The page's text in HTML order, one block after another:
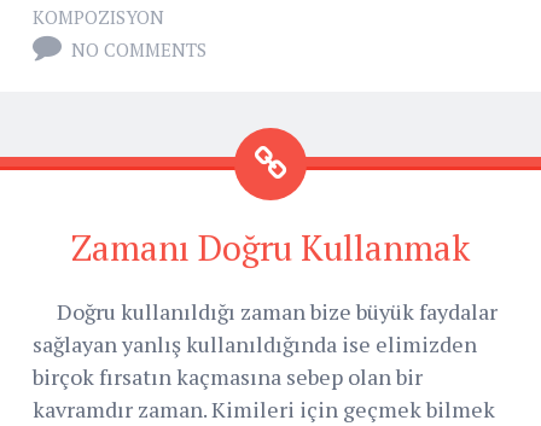
KOMPOZISYON
NO COMMENTS
Zamanı Doğru Kullanmak
Doğru kullanıldığı zaman bize büyük faydalar
sağlayan yanlış kullanıldığında ise elimizden
birçok fırsatın kaçmasına sebep olan bir
kavramdır zaman. Kimileri için geçmek bilmek